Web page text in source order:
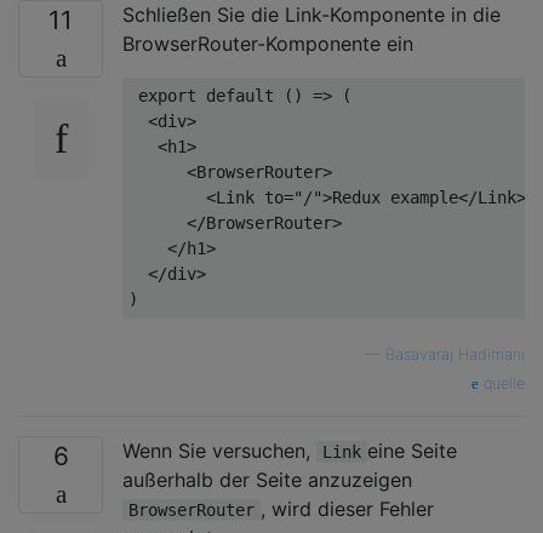
11
Schließen Sie die Link-Komponente in die
BrowserRouter-Komponente ein
export default () => (
<div>
<h1>
<BrowserRouter>
<Link to="/">Redux example</Link>
</BrowserRouter>
</h1>
</div>
Basavaraj Hadimani
quelle
6 Wenn Sie versuchen, Link eine Seite
außerhalb der Seite anzuzeigen
BrowserRouter , wird dieser Fehler